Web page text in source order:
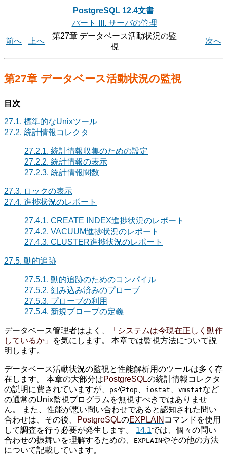
PostgreSQL 12.4文書
パート III. サーバの管理
前へ 上へ
第27章 データベース活動状況の監
視
次へ
第27章 データベース活動状況の監視
目次
27.1. 標準的なUnixツール
27.2. 統計情報コレクタ
27.2.1. 統計情報収集のための設定
27.2.2. 統計情報の表示
27.2.3. 統計情報関数
27.3. ロックの表示
27.4. 進捗状況のレポート
27.4.1. CREATE INDEX進捗状況のレポート
27.4.2. VACUUM進捗状況のレポート
27.4.3. CLUSTER進捗状況のレポート
27.5. 動的追跡
27.5.1. 動的追跡のためのコンパイル
27.5.2. 組み込み済みのプローブ
27.5.3. プローブの利用
27.5.4. 新規プローブの定義
データベース管理者はよく、 「 システムは今現在正しく動作
しているか 」
を気にします。 本章では監視方法について説
明します。
データベース活動状況の監視と性能解析用のツールは多く存
在します。 本章の大部分はPostgreSQLの統計情報コレクタ
の説明に費されていますが、
psやtop iostat vmstatなど
の通常のUnix監視プログラムを無視すべきではありませ
ん。 また、性能が悪い問い合わせであると認知された問い
合わせは、その後、
PostgreSQLのEXPLAIN コマンドを使用
して調査を行う必要が発生します。 14.1では、個々の問い
合わせの振舞いを理解するための、
EXPLAINやその他の方法
について記載しています。